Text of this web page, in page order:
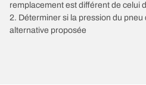
remplacement est différent de celui
2. Déterminer si la pression du
alternative proposée